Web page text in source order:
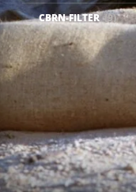
CBRN-FILTER(9)